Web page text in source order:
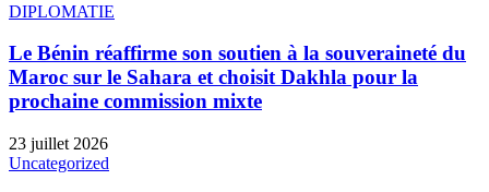
DIPLOMATIE
Le Bénin réaffirme son soutien à la souveraineté du
Maroc sur le Sahara et choisit Dakhla pour la
prochaine commission mixte
23 juillet 2026
Uncategorized